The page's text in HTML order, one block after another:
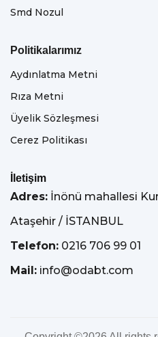
Smd Nozul
Politikalarımız
Aydınlatma Metni
Rıza Metni
Üyelik Sözleşmesi
Cerez Politikası
İletişim
Adres: İnönü mahallesi
Ataşehir / İSTANBUL
Telefon: 0216 706 99 01
Mail: info@odabt.com